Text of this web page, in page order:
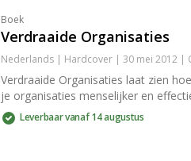
Boek
Verdraaide Organisaties
Nederlands | Hardcover | 30 mei 2012 |
Verdraaide Organisaties laat zien
je organisaties menselijker en
Leverbaar vanaf 14 augustus